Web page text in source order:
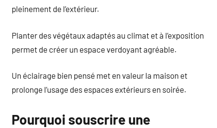
pleinement de l’extérieur.
Planter des végétaux adaptés au climat et à l’exposition
permet de créer un espace verdoyant agréable.
Un éclairage bien pensé met en valeur la maison et
prolonge l’usage des espaces extérieurs en soirée.
Pourquoi souscrire une